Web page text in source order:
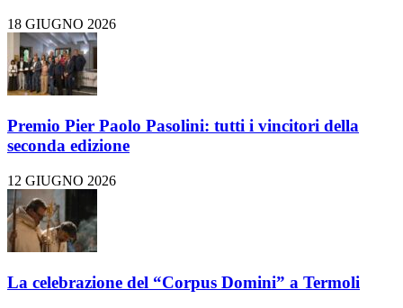
18 GIUGNO 2026
Premio Pier Paolo Pasolini: tutti i vincitori della
seconda edizione
12 GIUGNO 2026
La celebrazione del “Corpus Domini” a Termoli